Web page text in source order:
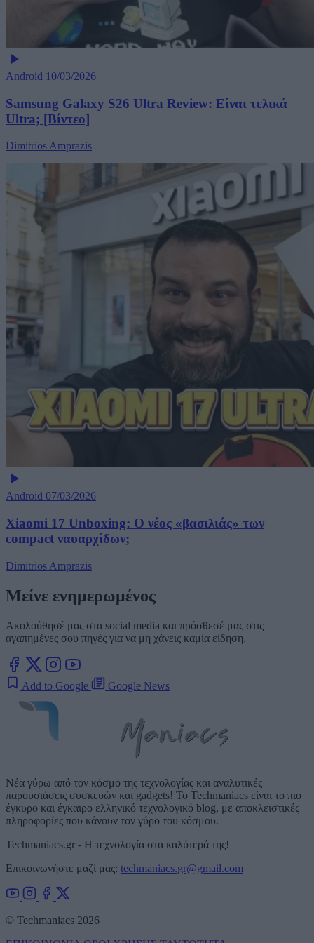
Android 10/03/2026
Samsung Galaxy S26 Ultra Review: Είναι τελικά
Ultra; [Βίντεο]
Dimitrios Amprazis
Android 07/03/2026
Xiaomi 17 Unboxing: Ο νέος «βασιλιάς» των
compact ναυαρχίδων;
Dimitrios Amprazis
Μείνε ενημερωμένος
Ακολούθησέ μας στα social media και πρόσθεσέ μας στις
αγαπημένες σου πηγές για να μη χάνεις καμία είδηση.
Add to Google Google News
Νέα γύρω από τον κόσμο της τεχνολογίας και αναλυτικές
παρουσιάσεις συσκευών και gadgets! Το Techmaniacs είναι το πιο
έγκυρο και έγκαιρο ελληνικό τεχνολογικό blog, με αποκλειστικές
πληροφορίες που κάνουν τον γύρο του κόσμου.
Techmaniacs.gr - Η τεχνολογία στα καλύτερά της!
Επικοινωνήστε μαζί μας: techmaniacs.gr@gmail.com
© Techmaniacs 2026